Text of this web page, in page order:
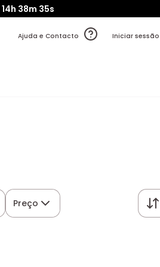
14h 38m 35s
Ajuda e Contacto Iniciar sessão
Preço